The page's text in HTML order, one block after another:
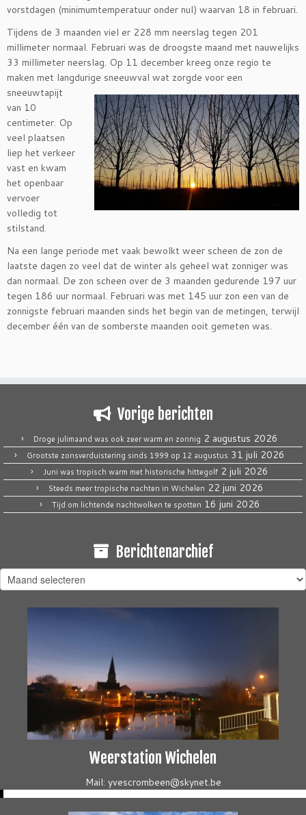
vorstdagen (minimumtemperatuur onder nul) waarvan 18 in februari.
Tijdens de 3 maanden viel er 228 mm neerslag tegen 201
millimeter normaal. Februari was de droogste maand met nauwelijks
33 millimeter neerslag. Op 11 december kreeg onze regio te
maken met langdurige sneeuwval wat zorgde voor een
sneeuwtapijt
van 10
centimeter. Op
veel plaatsen
liep het verkeer
vast en kwam
het openbaar
vervoer
volledig tot
stilstand.
Na een lange periode met vaak bewolkt weer scheen de zon de
laatste dagen zo veel dat de winter als geheel wat zonniger was
dan normaal. De zon scheen over de 3 maanden gedurende 197 uur
tegen 186 uur normaal. Februari was met 145 uur zon een van de
zonnigste februari maanden sinds het begin van de metingen, terwijl
december één van de somberste maanden ooit gemeten was.
Vorige berichten
Droge julimaand was ook zeer warm en zonnig 2 augustus 2026
Grootste zonsverduistering sinds 1999 op 12 augustus 31 juli 2026
Juni was tropisch warm met historische hittegolf 2 juli 2026
Steeds meer tropische nachten in Wichelen 22 juni 2026
Tijd om lichtende nachtwolken te spotten 16 juni 2026
Berichtenarchief
Berichtenarchief
Weerstation Wichelen
Mail: yvescrombeen@skynet.be